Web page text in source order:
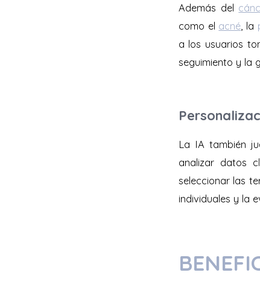
Además del
como el acné , la
a los usuarios
seguimiento y la
La IA también
analizar datos
seleccionar las
individuales y la